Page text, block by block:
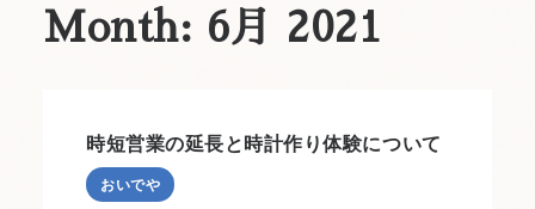
時計工房 儀象堂
お知らせ
アクセス
Month: 6月 2021
時短営業の延長と時計作り体験について
おいでや